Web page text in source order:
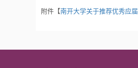
附件【南开大学关于推荐优秀应